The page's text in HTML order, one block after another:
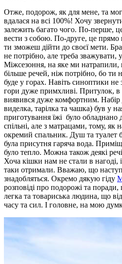
Отже, подорож, як для мене, та
вдалася на всі 100%! Хочу
залежить багато чого. По-перше,
вести з собою. По-друге, це прямо
ти зможеш дійти до своєї мети.
не потрібно, але треба зважувати,
Міжсезоння, на яке ми натрапили,
більше речей, ніж потрібно, бо ти
буде у горах. Навіть синоптики
гори дуже примхливі. Притулок, в
виявився дуже комфортним. Набір
виделка, тарілка та чашка) був у
приготування їжі було обладнано
спільні, але з матрацами, тому, як
окремий спальник. Душ та туалет
була присутня гаряча вода.
було тепло. Можна також деякі
Хоча кішки нам не стали в нагоді,
таки отримали. Вважаю, що
знадобляться. Окремо дякую гіду
розповіді про подорожі та
легка та товариська людина, що
часу та сил. І головне, на мою